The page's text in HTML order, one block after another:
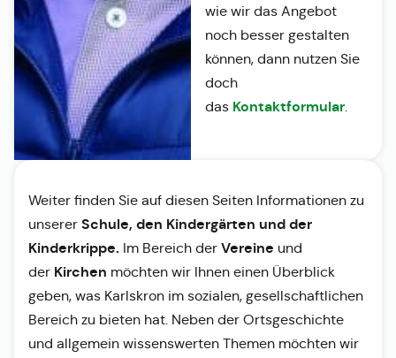
wie wir das Angebot
noch besser gestalten
können, dann nutzen Sie
doch
das Kontaktformular.
Weiter finden Sie auf diesen Seiten Informationen zu
unserer Schule, den Kindergärten und der
Kinderkrippe. Im Bereich der Vereine und
der Kirchen möchten wir Ihnen einen Überblick
geben, was Karlskron im sozialen, gesellschaftlichen
Bereich zu bieten hat. Neben der Ortsgeschichte
und allgemein wissenswerten Themen möchten wir